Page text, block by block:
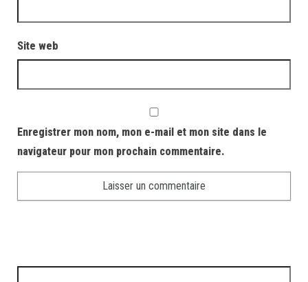
Site web
Enregistrer mon nom, mon e-mail et mon site dans le
navigateur pour mon prochain commentaire.